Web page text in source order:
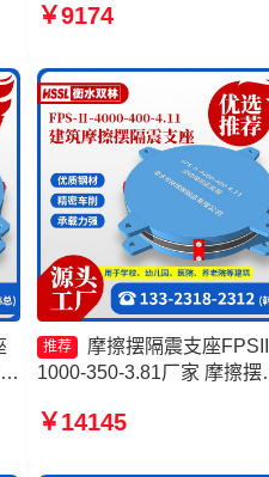
400-4.11源头工厂 摩擦摆
产厂家
￥9174
推荐
摩擦摆隔震支座
1000-350-3.81厂家 摩擦摆
减隔震支座生产厂家 摩擦
￥14145